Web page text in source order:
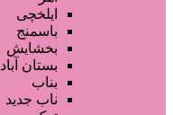
ایلخچی
باسمنج
بخشایش
بستان آباد
بناب
ناب جدید